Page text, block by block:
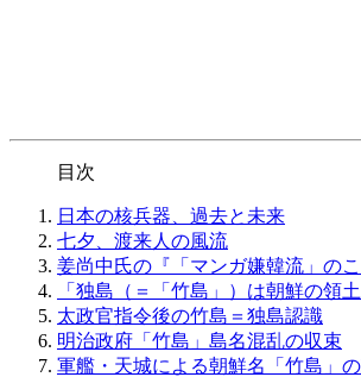
目次
日本の核兵器、過去と未来
七夕、渡来人の風流
姜尚中氏の『「マンガ嫌韓流」の
「独島（＝「竹島」）は朝鮮の領
太政官指令後の竹島＝独島認識
明治政府「竹島」島名混乱の収束
軍艦・天城による朝鮮名「竹島」